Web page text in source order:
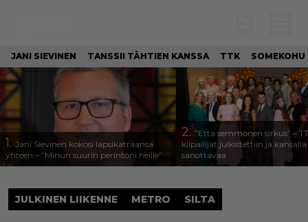
JANI SIEVINEN TANSSII TÄHTIEN KANSSA TTK SOMEKOHU
1. Jani Sievinen kokosi lapsikatraansa
yhteen – ”Minun suurin perintöni heille”
2. ”Että semmonen sirkus” –
kilpailijat julkistettiin ja
sanottavaa
JULKINEN LIIKENNE METRO SILTA